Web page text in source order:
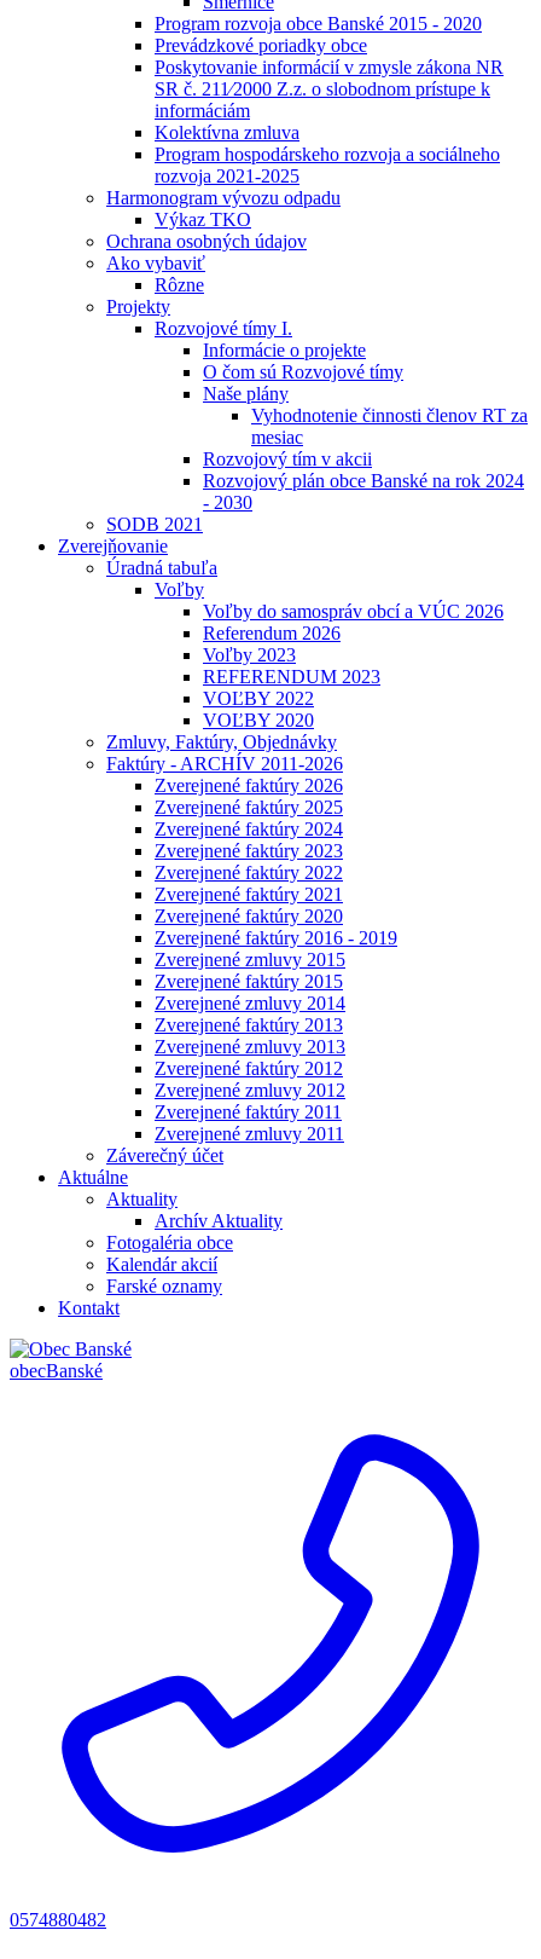
Program rozvoja obce Banské 2015 - 2020
Prevádzkové poriadky obce
Poskytovanie informácií v zmysle zákona NR
SR č. 211⁄2000 Z.z. o slobodnom prístupe k
informáciám
Kolektívna zmluva
Program hospodárskeho rozvoja a sociálneho
rozvoja 2021-2025
Harmonogram vývozu odpadu
Výkaz TKO
Ochrana osobných údajov
Ako vybaviť
Rôzne
Projekty
Rozvojové tímy I.
Informácie o projekte
O čom sú Rozvojové tímy
Naše plány
Vyhodnotenie činnosti členov RT za
mesiac
Rozvojový tím v akcii
Rozvojový plán obce Banské na rok 2024
- 2030
SODB 2021
Zverejňovanie
Úradná tabuľa
Voľby
Voľby do samospráv obcí a VÚC 2026
Referendum 2026
Voľby 2023
REFERENDUM 2023
VOĽBY 2022
VOĽBY 2020
Zmluvy, Faktúry, Objednávky
Faktúry - ARCHÍV 2011-2026
Zverejnené faktúry 2026
Zverejnené faktúry 2025
Zverejnené faktúry 2024
Zverejnené faktúry 2023
Zverejnené faktúry 2022
Zverejnené faktúry 2021
Zverejnené faktúry 2020
Zverejnené faktúry 2016 - 2019
Zverejnené zmluvy 2015
Zverejnené faktúry 2015
Zverejnené zmluvy 2014
Zverejnené faktúry 2013
Zverejnené zmluvy 2013
Zverejnené faktúry 2012
Zverejnené zmluvy 2012
Zverejnené faktúry 2011
Zverejnené zmluvy 2011
Záverečný účet
Aktuálne
Aktuality
Archív Aktuality
Fotogaléria obce
Kalendár akcií
Farské oznamy
Kontakt
obecBanské
0574880482